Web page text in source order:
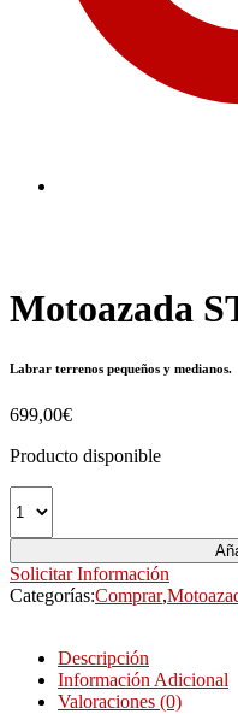
Motoazada
Labrar terrenos pequeños y medianos.
699,00€
Producto disponible
Solicitar Información
Categorías:Comprar,
Descripción
Información Adicional
Valoraciones (0)